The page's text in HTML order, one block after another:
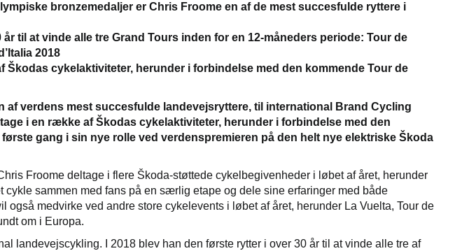
bronzemedaljer er Chris Froome en af de mest succesfulde ryttere i
til at vinde alle tre Grand Tours inden for en 12-måneders periode: Tour de
2018
Škodas cykelaktiviteter, herunder i forbindelse med den kommende Tour de
verdens mest succesfulde landevejsryttere, til international Brand Cycling
i en række af Škodas cykelaktiviteter, herunder i forbindelse med den
gang i sin nye rolle ved verdenspremieren på den helt nye elektriske Škoda
Froome deltage i flere Škoda-støttede cykelbegivenheder i løbet af året, herunder
cykle sammen med fans på en særlig etape og dele sine erfaringer med både
også medvirke ved andre store cykelevents i løbet af året, herunder La Vuelta, Tour de
om i Europa.
landevejscykling. I 2018 blev han den første rytter i over 30 år til at vinde alle tre af